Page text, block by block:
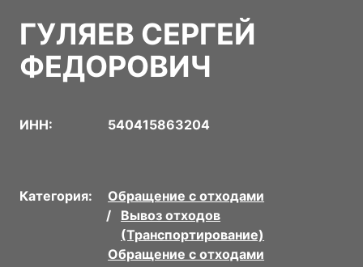
ГУЛЯЕВ СЕРГЕЙ
ФЕДОРОВИЧ
ИНН: 540415863204
Категория:
Обращение с отходами
Вывоз отходов
(Транспортирование)
Обращение с отходами